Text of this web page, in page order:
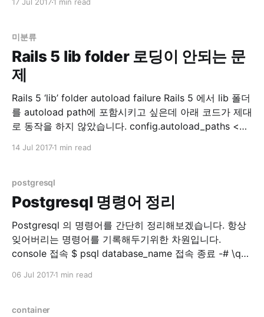
17 Jul 20171 min read
미분류
Rails 5 lib folder 로딩이 안되는 문
제
Rails 5 ‘lib’ folder autoload failure Rails 5 에서 lib 폴더
를 autoload path에 포함시키고 싶은데 아래 코드가 제대
로 동작을 하지 않았습니다. config.autoload_paths <<
14 Jul 20171 min read
postgresql
Postgresql 명령어 정리
Postgresql 의 명령어를 간단히 정리해보겠습니다. 항상
잊어버리는 명령어를 기록해두기위한 차원입니다.
console 접속 $ psql database_name 접속 종료 -# \q
database_name 사용자 목록 표시 -# \du Role 생성 -#
06 Jul 20171 min read
container